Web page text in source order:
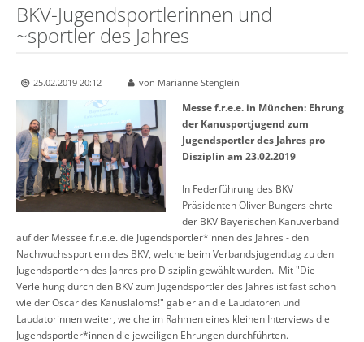
BKV-Jugendsportlerinnen und
~sportler des Jahres
25.02.2019 20:12 von Marianne Stenglein
Messe f.r.e.e. in München: Ehrung
der Kanusportjugend zum
Jugendsportler des Jahres pro
Disziplin am 23.02.2019
In Federführung des BKV
Präsidenten Oliver Bungers ehrte
der BKV Bayerischen Kanuverband
auf der Messee f.r.e.e. die Jugendsportler*innen des Jahres - den
Nachwuchssportlern des BKV, welche beim Verbandsjugendtag zu den
Jugendsportlern des Jahres pro Disziplin gewählt wurden. Mit "Die
Verleihung durch den BKV zum Jugendsportler des Jahres ist fast schon
wie der Oscar des Kanuslaloms!" gab er an die Laudatoren und
Laudatorinnen weiter, welche im Rahmen eines kleinen Interviews die
Jugendsportler*innen die jeweiligen Ehrungen durchführten.